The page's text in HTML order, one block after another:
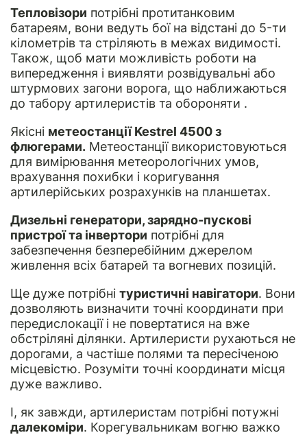
Тепловізори потрібні протитанковим
батареям, вони ведуть бої на відстані до 5-ти
кілометрів та стріляють в межах видимості.
Також, щоб мати можливість роботи на
випередження і виявляти розвідувальні або
штурмових загони ворога, що наближаються
до табору артилеристів та обороняти .
Якісні метеостанції Kestrel 4500 з
флюгерами. Метеостанції використовуються
для вимірювання метеорологічних умов,
врахування похибки і коригування
артилерійських розрахунків на планшетах.
Дизельні генератори, зарядно-пускові
пристрої та інвертори потрібні для
забезпечення безперебійним джерелом
живлення всіх батарей та вогневих позицій.
Ще дуже потрібні туристичні навігатори. Вони
дозволяють визначити точні координати при
передислокації і не повертатися на вже
обстріляні ділянки. Артилеристи рухаються не
дорогами, а частіше полями та пересіченою
місцевістю. Розуміти точні координати місця
дуже важливо.
І, як завжди, артилеристам потрібні потужні
далекоміри. Корегувальникам вогню важко